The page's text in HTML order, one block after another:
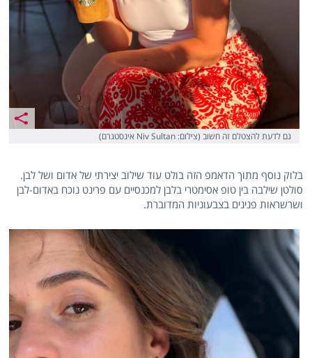
גם לדעת להצטלם זה חשוב (צילום: Niv Sultan אינסטגרם)
בלוק נוסף מתוך הדאמפ הזה בולט עוד שילוב יצירתי של אדום ושל לבן.
סולטן שילבה בין טופ אסימטרי בלבן למכנסיים עם פרינט נוכח באדום-לבן
ושרשראות פנינים בצבעוניות המדוברת.